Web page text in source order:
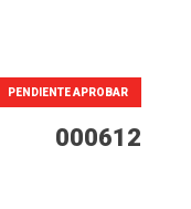
PENDIENTE APROBAR
000612